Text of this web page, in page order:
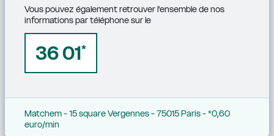
Vous pouvez également retrouver l'ensemble de nos
informations par téléphone sur le
36 01*
Matchem - 15 square Vergennes - 75015 Paris - *0,60
euro/min